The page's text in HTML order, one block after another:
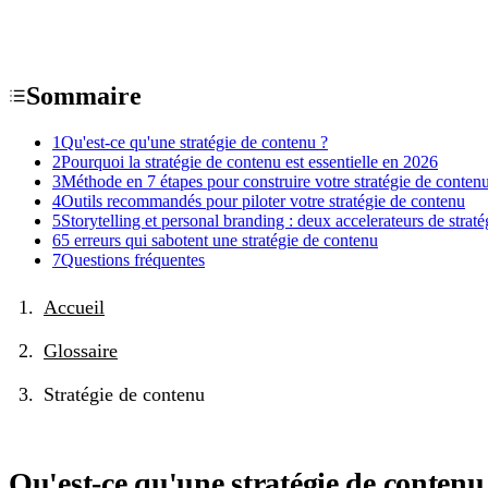
Sommaire
1Qu'est-ce qu'une stratégie de contenu ?
2Pourquoi la stratégie de contenu est essentielle en 2026
3Méthode en 7 étapes pour construire votre stratégie de contenu
4Outils recommandés pour piloter votre stratégie de contenu
5Storytelling et personal branding : deux accelerateurs de
65 erreurs qui sabotent une stratégie de contenu
7Questions fréquentes
Accueil
Glossaire
Stratégie de contenu